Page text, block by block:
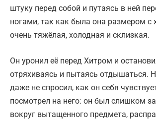
штуку перед собой и путаясь в ней
ногами, так как была она размером с
очень тяжёлая, холодная и склизкая.
Он уронил её перед Хитром и
отряхиваясь и пытаясь отдышаться.
даже не спросил, как он себя
посмотрел на него: он был слишком
вокруг вытащенного предмета,